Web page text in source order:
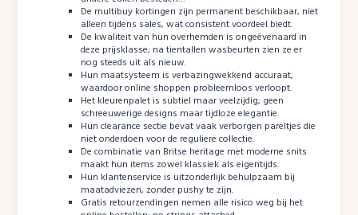
De multibuy kortingen zijn permanent beschikbaar, niet
alleen tijdens sales, wat consistent voordeel biedt.
De kwaliteit van hun overhemden is ongeëvenaard in
deze prijsklasse; na tientallen wasbeurten zien ze er
nog steeds uit als nieuw.
Hun maatsysteem is verbazingwekkend accuraat,
waardoor online shoppen probleemloos verloopt.
Het kleurenpalet is subtiel maar veelzijdig; geen
schreeuwerige designs maar tijdloze elegantie.
Hun clearance sectie bevat vaak verborgen pareltjes die
niet onderdoen voor de reguliere collectie.
De combinatie van Britse heritage met moderne snits
maakt hun items zowel klassiek als eigentijds.
Hun klantenservice is uitzonderlijk behulpzaam bij
maatadviezen, zonder pushy te zijn.
Gratis retourzendingen nemen alle risico weg bij het